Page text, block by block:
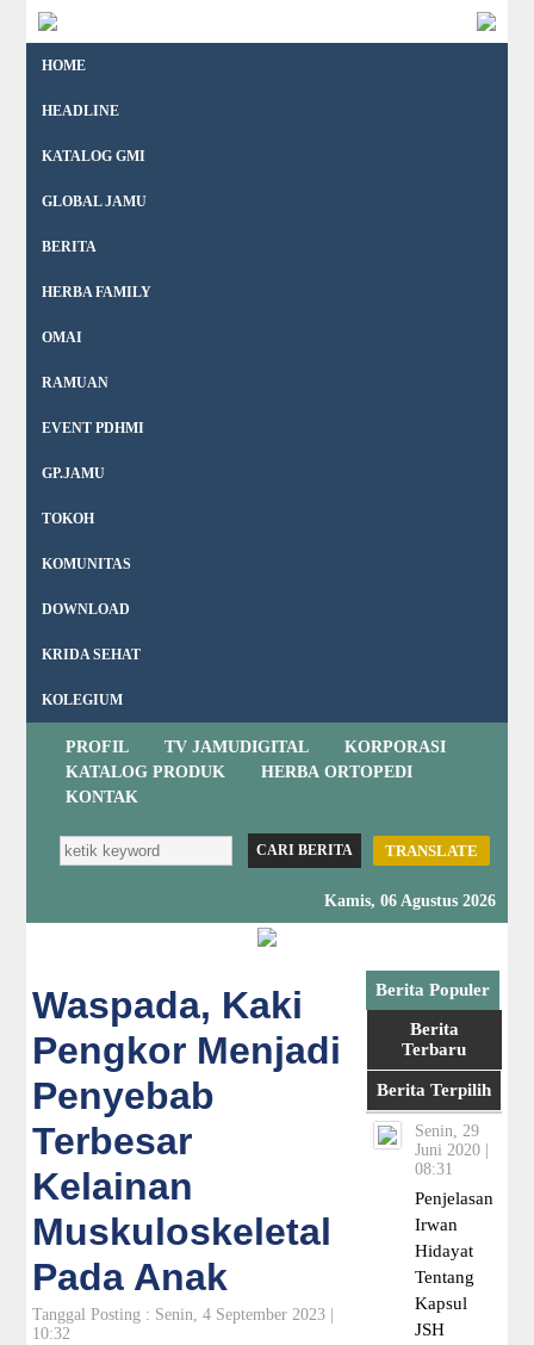
HOME
HEADLINE
KATALOG GMI
GLOBAL JAMU
BERITA
HERBA FAMILY
OMAI
RAMUAN
EVENT PDHMI
GP.JAMU
TOKOH
KOMUNITAS
DOWNLOAD
KRIDA SEHAT
KOLEGIUM
PROFIL TV JAMUDIGITAL
KORPORASI
KATALOG PRODUK
HERBA ORTOPEDI
KONTAK
TRANSLATE
Kamis, 06 Agustus 2026
Waspada, Kaki
Pengkor Menjadi
Penyebab
Terbesar
Kelainan
Muskuloskeletal
Pada Anak
Tanggal Posting : Senin, 4 September 2023 |
10:32
Berita Populer
Berita
Terbaru
Berita Terpilih
Senin, 29
Juni 2020 |
08:31
Penjelasan
Irwan
Hidayat
Tentang
Kapsul
JSH